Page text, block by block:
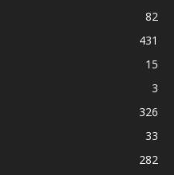
82
431
15
3
326
33
282